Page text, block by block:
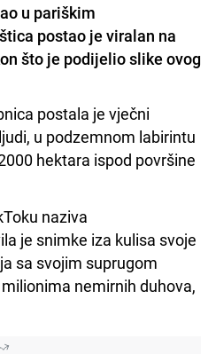
u pariškim
postao je viralan na
što je podijelio slike ovog
postala je vječni
u podzemnom labirintu
hektara ispod površine
naziva
je snimke iza kulisa svoje
sa svojim suprugom
nemirnih duhova,